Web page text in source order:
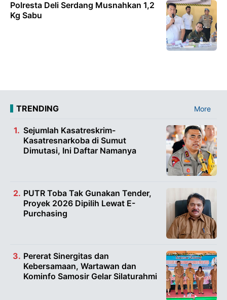
Polresta Deli Serdang Musnahkan 1,2
Kg Sabu
TRENDING More
Sejumlah Kasatreskrim-
Kasatresnarkoba di Sumut
Dimutasi, Ini Daftar Namanya
PUTR Toba Tak Gunakan Tender,
Proyek 2026 Dipilih Lewat E-
Purchasing
Pererat Sinergitas dan
Kebersamaan, Wartawan dan
Kominfo Samosir Gelar Silaturahmi